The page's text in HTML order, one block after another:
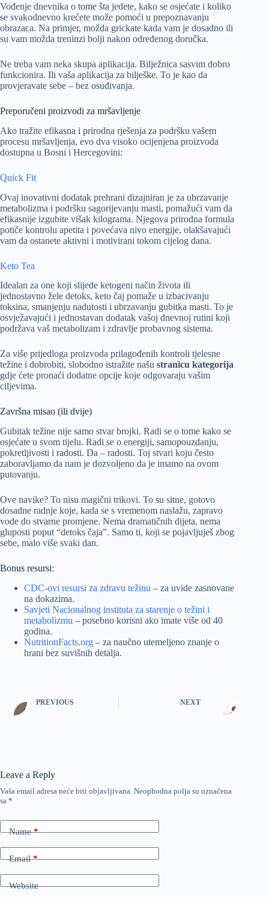
Vođenje dnevnika o tome šta jedete, kako se osjećate i koliko
se svakodnevno krećete može pomoći u prepoznavanju
obrazaca. Na primjer, možda grickate kada vam je dosadno ili
su vam možda treninzi bolji nakon određenog doručka.
Ne treba vam neka skupa aplikacija. Bilježnica sasvim dobro
funkcionira. Ili vaša aplikacija za bilješke. To je kao da
provjeravate sebe – bez osuđivanja.
Preporučeni proizvodi za mršavljenje
Ako tražite efikasna i prirodna rješenja za podršku vašem
procesu mršavljenja, evo dva visoko ocijenjena proizvoda
dostupna u Bosni i Hercegovini:
Quick Fit
Ovaj inovativni dodatak prehrani dizajniran je za ubrzavanje
metabolizma i podršku sagorijevanju masti, pomažući vam da
efikasnije izgubite višak kilograma. Njegova prirodna formula
potiče kontrolu apetita i povećava nivo energije, olakšavajući
vam da ostanete aktivni i motivirani tokom cijelog dana.
Keto Tea
Idealan za one koji slijede ketogeni način života ili
jednostavno žele detoks, keto čaj pomaže u izbacivanju
toksina, smanjenju nadutosti i ubrzavanju gubitka masti. To je
osvježavajući i jednostavan dodatak vašoj dnevnoj rutini koji
podržava vaš metabolizam i zdravlje probavnog sistema.
Za više prijedloga proizvoda prilagođenih kontroli tjelesne
težine i dobrobiti, slobodno istražite našu stranicu kategorija
gdje ćete pronaći dodatne opcije koje odgovaraju vašim
ciljevima.
Završna misao (ili dvije)
Gubitak težine nije samo stvar brojki. Radi se o tome kako se
osjećate u svom tijelu. Radi se o energiji, samopouzdanju,
pokretljivosti i radosti. Da – radosti. Toj stvari koju često
zaboravljamo da nam je dozvoljeno da je imamo na ovom
putovanju.
Ove navike? To nisu magični trikovi. To su sitne, gotovo
dosadne radnje koje, kada se s vremenom naslažu, zapravo
vode do stvarne promjene. Nema dramatičnih dijeta, nema
gluposti poput “detoks čaja”. Samo ti, koji se pojavljuješ zbog
sebe, malo više svaki dan.
Bonus resursi:
CDC-ovi resursi za zdravu težinu – za uvide zasnovane
na dokazima.
Savjeti Nacionalnog instituta za starenje o težini i
metabolizmu – posebno korisni ako imate više od 40
godina.
NutritionFacts.org – za naučno utemeljeno znanje o
hrani bez suvišnih detalja.
PREVIOUS NEXT
Leave a Reply
Vaša email adresa neće biti objavljivana. Neophodna polja su označena
sa *
Name*
Email*
Website